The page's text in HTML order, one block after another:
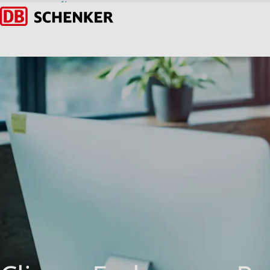
30 de abr. de 2025
DSV and